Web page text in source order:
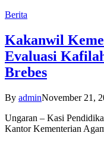
Berita
Kakanwil
Evaluasi
Brebes
By adminNovember 21,
Ungaran – Kasi
Kantor Kementerian